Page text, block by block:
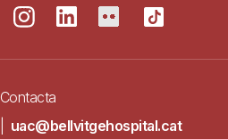
Contacta
uac@bellvitgehospital.cat